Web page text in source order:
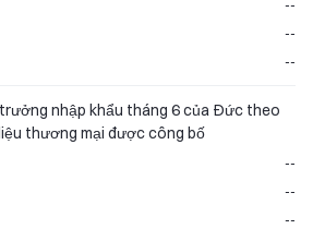
--
--
--
nhập khẩu tháng 6 của Đức theo
thương mại được công bố
--
--
--